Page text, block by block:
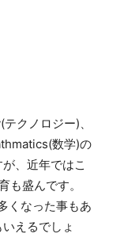
クノロジー)、
数学)の
、近年ではこ
も盛んです。
くなった事もあ
えるでしょ